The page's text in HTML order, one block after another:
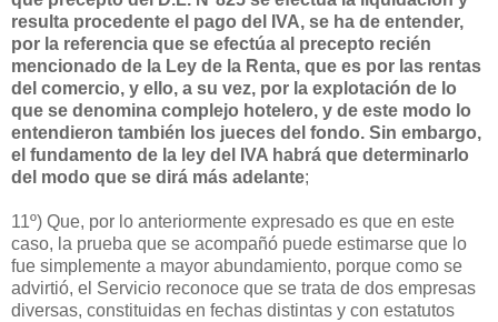
resulta procedente el pago del IVA, se ha de entender,
por la referencia que se efectúa al precepto recién
mencionado de la Ley de la Renta, que es por las rentas
del comercio, y ello, a su vez, por la explotación de lo
que se denomina complejo hotelero, y de este modo lo
entendieron también los jueces del fondo. Sin embargo,
el fundamento de la ley del IVA habrá que determinarlo
del modo que se dirá más adelante;
11º) Que, por lo anteriormente expresado es que en este
caso, la prueba que se acompañó puede estimarse que lo
fue simplemente a mayor abundamiento, porque como se
advirtió, el Servicio reconoce que se trata de dos empresas
diversas, constituidas en fechas distintas y con estatutos